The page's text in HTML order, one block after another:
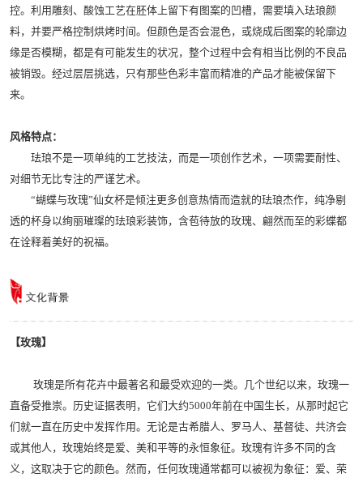
控。利用雕刻、酸蚀工艺在胚体上留下有图案的凹槽，需要填入珐琅颜
料，并要严格控制烘烤时间。但颜色是否会混色，或烧成后图案的轮廓边
缘是否模糊，都是有可能发生的状况，整个过程中会有相当比例的不良品
被销毁。经过层层挑选，只有那些色彩丰富而精准的产品才能被保留下
来。
风格特点：
珐琅不是一项单纯的工艺技法，而是一项创作艺术，一项需要耐性、
对细节无比专注的严谨艺术。
“蝴蝶与玫瑰”仙女杯是倾注更多创意热情而造就的珐琅杰作，纯净剔
透的杯身以绚丽璀璨的珐琅彩装饰，含苞待放的玫瑰、翩然而至的彩蝶都
在诠释着美好的祝福。
【玫瑰】
玫瑰是所有花卉中最著名和最受欢迎的一类。几个世纪以来，玫瑰一
直备受推崇。历史证据表明，它们大约5000年前在中国生长，从那时起它
们就一直在历史中发挥作用。无论是古希腊人、罗马人、基督徒、共济会
或其他人，玫瑰始终是爱、美和平等的永恒象征。玫瑰有许多不同的含
义，这取决于它的颜色。然而，任何玫瑰通常都可以被视为象征：爱、荣